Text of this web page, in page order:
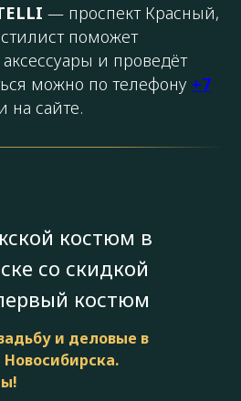
— проспект Красный,
поможет
и проведёт
можно по телефону +7
на сайте.
костюм в
со скидкой
костюм
и деловые в